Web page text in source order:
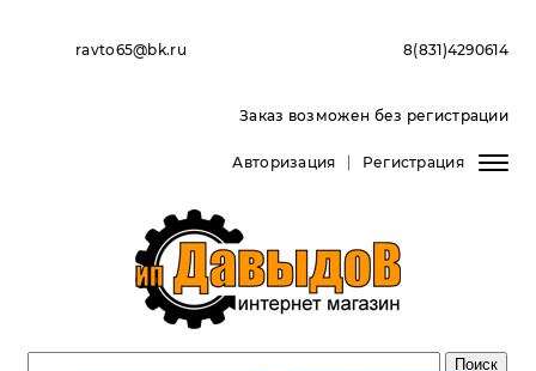
ravto65@bk.ru 8(831)4290614
Заказ возможен без регистрации
Авторизация Регистрация